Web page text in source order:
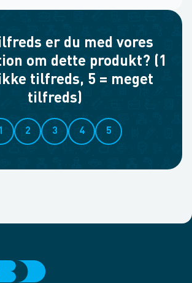
er du med vores
om dette produkt? (1
tilfreds, 5 = meget
tilfreds)
2 3 4 5